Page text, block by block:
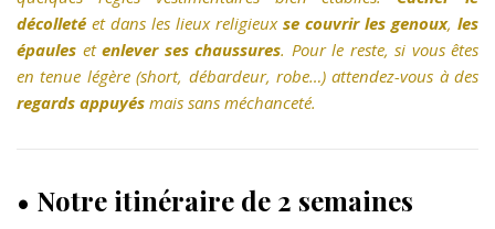
décolleté et dans les lieux religieux se couvrir les genoux, les
épaules et enlever ses chaussures. Pour le reste, si vous êtes
en tenue légère (short, débardeur, robe…) attendez-vous à des
regards appuyés mais sans méchanceté.
• Notre itinéraire de 2 semaines